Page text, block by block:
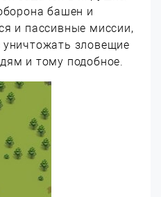
башен и
и пассивные миссии,
зловещие
и тому подобное.